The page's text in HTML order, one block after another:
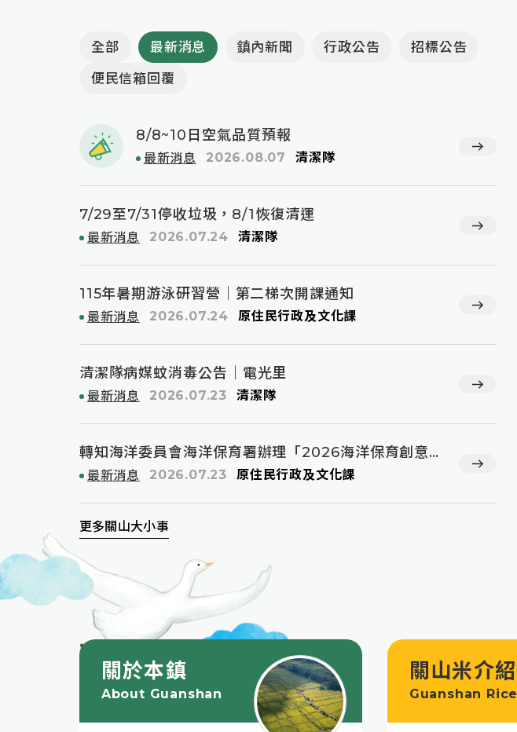
全部 最新消息 鎮內新聞 行政公告
招標公告
便民信箱回覆
8/8~10日空氣品質預報
最新消息 2026.08.07 清潔隊
7/29至7/31停收垃圾，8/1恢復清運
最新消息 2026.07.24 清潔隊
115年暑期游泳研習營｜第二梯次開課通知
最新消息 2026.07.24 原住民行政及文化課
清潔隊病媒蚊消毒公告｜電光里
最新消息 2026.07.23 清潔隊
轉知海洋委員會海洋保育署辦理「2026海洋保育創意短影音競賽」活動訊息
最新消息 2026.07.23 原住民行政及文化課
更多關山大小事
2026.08.07
山原來不簡單系列活動「巴歌浪·一
活動時間 | 2026.08.06
行銷推廣發布會說明會
關於本鎮
About Guanshan
關山米介紹
Guanshan Rice